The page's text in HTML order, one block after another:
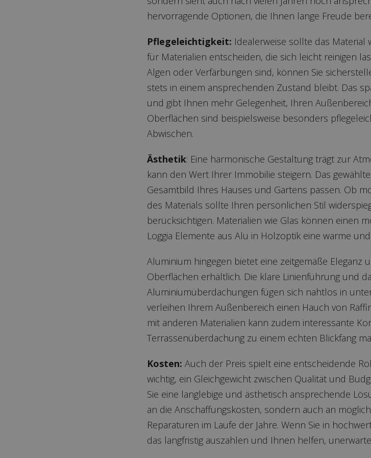
hervorragende Optionen, die Ihnen lange Freude
Pflegeleichtigkeit: Idealerweise sollte das Material
für Materialien entscheiden, die sich leicht reinigen
Algen oder Verfärbungen sind, können Sie
stets in einem ansprechenden Zustand bleibt. Das
und gibt Ihnen mehr Gelegenheit, Ihren
Oberflächen sind beispielsweise besonders
Abwischen.
Ästhetik: Eine harmonische Gestaltung trägt zur
kann den Wert Ihrer Immobilie steigern. Das
Gesamtbild Ihres Hauses und Gartens passen. Ob
des Materials sollte Ihren persönlichen Stil
berücksichtigen. Materialien wie Glas können einen
Loggia Elemente aus Alu in Holzoptik eine warme
Aluminium hingegen bietet eine zeitgemäße Eleganz
Oberflächen erhältlich. Die klare Linienführung und
Aluminiumüberdachungen fügen sich nahtlos in
verleihen Ihrem Außenbereich einen Hauch von
mit anderen Materialien kann zudem interessante
Terrassenüberdachung zu einem echten Blickfang
Kosten: Auch der Preis spielt eine entscheidende
wichtig, ein Gleichgewicht zwischen Qualität und
Sie eine langlebige und ästhetisch ansprechende
an die Anschaffungskosten, sondern auch an
Reparaturen im Laufe der Jahre. Wenn Sie in
das langfristig auszahlen und Ihnen helfen,